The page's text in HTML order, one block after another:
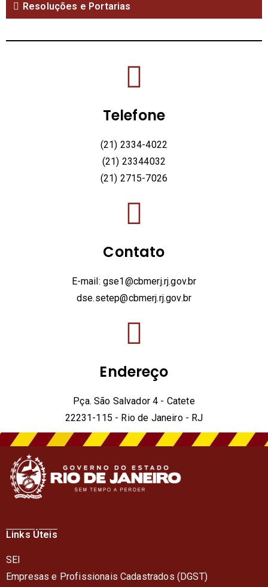
Resoluções e Portarias
Telefone
(21) 2334-4022
(21) 23344032
(21) 2715-7026
Contato
E-mail: gse1@cbmerj.rj.gov.br
dse.setep@cbmerj.rj.gov.br
Endereço
Pça. São Salvador 4 - Catete
22231-115 - Rio de Janeiro - RJ
Links Úteis
SEI
Empresas e Profissionais Cadastrados (DGST)